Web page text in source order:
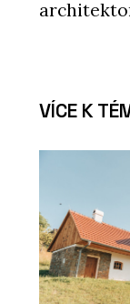
VÍCE K